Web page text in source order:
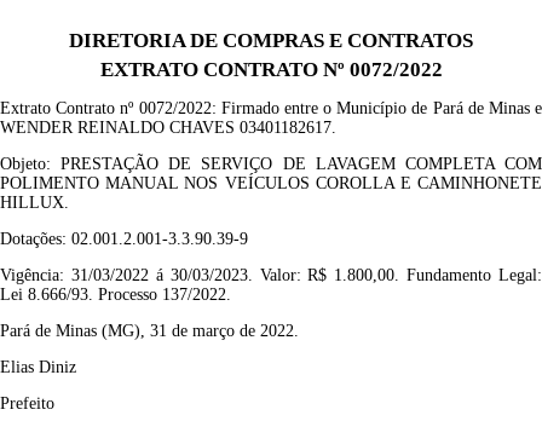
DIRETORIA DE COMPRAS E CONTRATOS
EXTRATO CONTRATO Nº 0072/2022
Extrato Contrato nº 0072/2022: Firmado entre o Município de Pará de Minas e
WENDER REINALDO CHAVES 03401182617.
Objeto:
PRESTAÇÃO DE SERVIÇO DE LAVAGEM COMPLETA COM
POLIMENTO MANUAL NOS VEÍCULOS COROLLA E CAMINHONETE
HILLUX.
Dotações: 02.001.2.001-3.3.90.39-9
Vigência: 31/03/2022 á 30/03/2023. Valor:R$ 1.800,00. Fundamento Legal:
Lei 8.666/93. Processo 137/2022.
Pará de Minas (MG), 31 de março de 2022.
Elias Diniz
Prefeito